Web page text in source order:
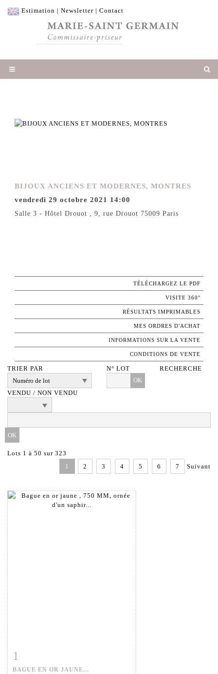
Estimation | Newsletter | Contact
BIJOUX ANCIENS ET MODERNES, MONTRES
vendredi 29 octobre 2021 14:00
Salle 3 - Hôtel Drouot , 9, rue Drouot 75009 Paris
TÉLÉCHARGEZ LE PDF
VISITE 360°
RÉSULTATS IMPRIMABLES
MES ORDRES D'ACHAT
INFORMATIONS SUR LA VENTE
CONDITIONS DE VENTE
TRIER PAR
N° LOT
OK
VENDU / NON VENDU
RECHERCHE
Lots 1 à 50 sur 323
1
2 3 4 5 6 7 Suivant
1
BAGUE EN OR JAUNE...